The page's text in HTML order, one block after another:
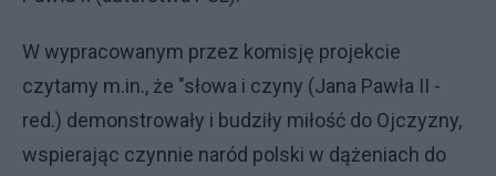
W wypracowanym przez komisję projekcie
czytamy m.in., że "słowa i czyny (Jana Pawła II -
red.) demonstrowały i budziły miłość do Ojczyzny,
wspierając czynnie naród polski w dążeniach do